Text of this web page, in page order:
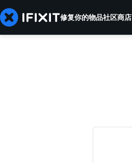
修复你的物品社区商店